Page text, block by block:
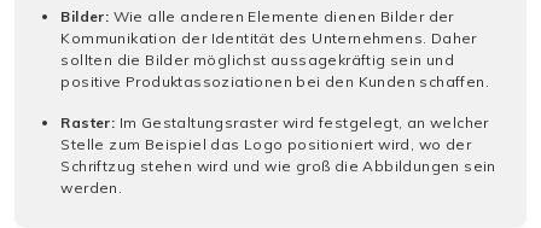
Bilder: Wie alle anderen Elemente dienen Bilder der
Kommunikation der Identität des Unternehmens. Daher
sollten die Bilder möglichst aussagekräftig sein und
positive Produktassoziationen bei den Kunden schaffen.
Raster: Im Gestaltungsraster wird festgelegt, an welcher
Stelle zum Beispiel das Logo positioniert wird, wo der
Schriftzug stehen wird und wie groß die Abbildungen sein
werden.